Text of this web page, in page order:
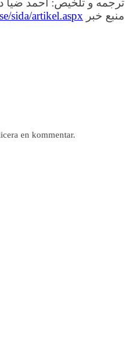
ترجمه و تلخیص: احمد ضیا
منبع خبر sida/artikel.aspx…
en kommentar.